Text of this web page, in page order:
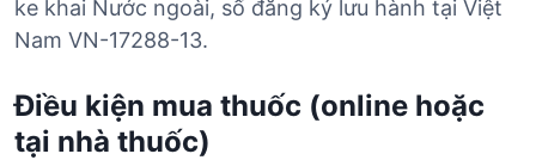
ke khai Nước ngoài, số đăng ký lưu hành tại Việt
Nam VN-17288-13.
Điều kiện mua thuốc (online hoặc
tại nhà thuốc)